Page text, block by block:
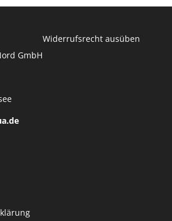
GmbH
Widerrufsrecht ausüben